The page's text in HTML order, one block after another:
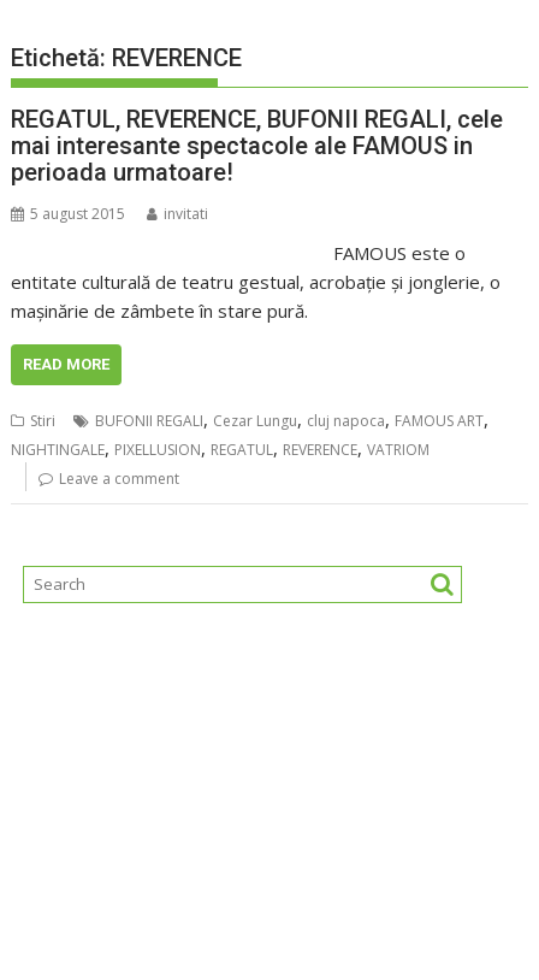
Etichetă: REVERENCE
REGATUL, REVERENCE, BUFONII REGALI, cele
mai interesante spectacole ale FAMOUS in
perioada urmatoare!
5 august 2015 invitati
FAMOUS este o
entitate culturală de teatru gestual, acrobație și jonglerie, o
mașinărie de zâmbete în stare pură.
READ MORE
Stiri BUFONII REGALI, Cezar Lungu, cluj napoca, FAMOUS ART,
NIGHTINGALE, PIXELLUSION, REGATUL, REVERENCE,VATRIOM
Leave a comment